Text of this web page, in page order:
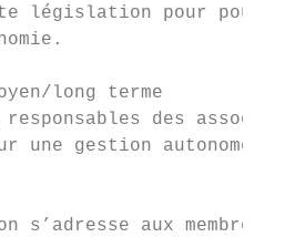
législation pour
long terme
responsables des
une gestion autonome
aux membres